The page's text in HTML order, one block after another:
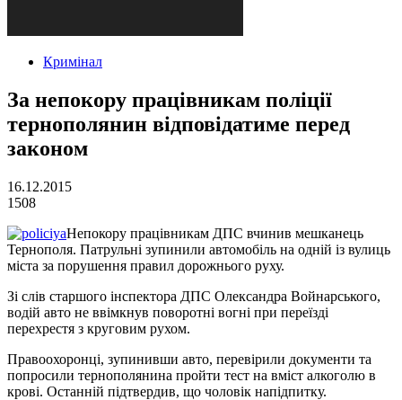
Кримінал
За непокору працівникам поліції
тернополянин відповідатиме перед
законом
16.12.2015
1508
Непокору працівникам ДПС вчинив мешканець
Тернополя. Патрульні зупинили автомобіль на одній із вулиць
міста за порушення правил дорожнього руху.
Зі слів старшого інспектора ДПС Олександра Войнарського,
водій авто не ввімкнув поворотні вогні при переїзді
перехрестя з круговим рухом.
Правоохоронці, зупинивши авто, перевірили документи та
попросили тернополянина пройти тест на вміст алкоголю в
крові. Останній підтвердив, що чоловік напідпитку.